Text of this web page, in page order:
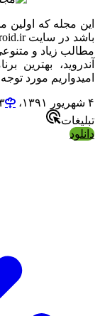
این مجله که
مطالب زیاد و
آندروید، بهترین
امیدواریم مورد
۴ شهریور ۱۳۹۱،‏ ۱۸:۱۳
تبلیغات
دانلود